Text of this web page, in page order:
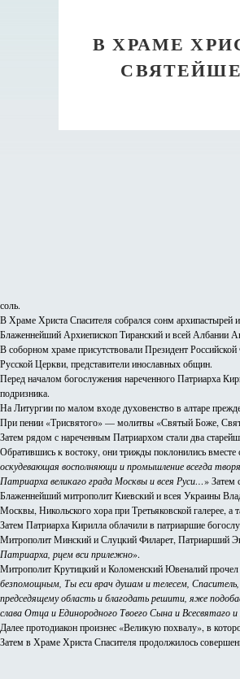
В ХРАМЕ
соль.
В Храме Христа Спасителя собрался сонм
Блаженнейший Архиепископ Тиранский и всей Албании
В соборном храме присутствовали Президент
Русской Церкви, представители инославных общин.
Перед началом богослужения нареченного Патриарха
подризника.
На Литургии по малом входе духовенство в алтаре
При пении «Трисвятого» — молитвы «Святый Боже,
Затем рядом с нареченным Патриархом стали два
Обратившись к востоку, они трижды поклонились
оскудевающая восполняющи и промышление всегда
Патриарха великаго града Москвы и всея Руси…» Затем
Блаженнейший митрополит Киевский и всея Украины
Москвы, Никольского хора при Третьяковской галерее, а
Затем Патриарха Кирилла облачили в патриаршие
Митрополит Минский и Слуцкий Филарет, Патриарший
Патриарха, рцем вси прилежно».
Митрополит Крутицкий и Коломенский Ювеналий
безпомощным, Ты еси врач душам и телесем,
председящему область и благодать решити, яже
слава Отца и Единородного Твоего Сына и Всесвятаго
Далее протодиакон произнес «Великую похвалу», в
Затем в Храме Христа Спасителя продолжилось